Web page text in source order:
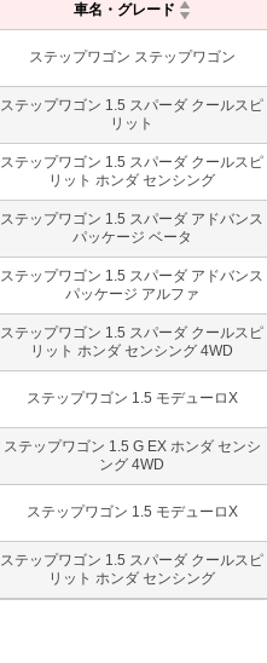
車名・グレード
ステップワゴン ステップワゴン
ステップワゴン 1.5 スパーダ クールスピ
リット
ステップワゴン 1.5 スパーダ クールスピ
リット ホンダ センシング
ステップワゴン 1.5 スパーダ アドバンス
パッケージ ベータ
ステップワゴン 1.5 スパーダ アドバンス
パッケージ アルファ
ステップワゴン 1.5 スパーダ クールスピ
リット ホンダ センシング 4WD
ステップワゴン 1.5 モデューロX
ステップワゴン 1.5 G EX ホンダ センシ
ング 4WD
ステップワゴン 1.5 モデューロX
ステップワゴン 1.5 スパーダ クールスピ
リット ホンダ センシング